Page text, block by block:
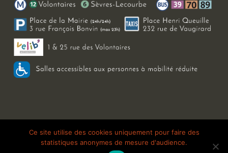
Copyright 2026 Le Bal Blomet | Tous droits réservés | Mentions légales
Galerie photo
Ce site utilise des cookies uniquement pour faire des
statistiques anonymes de mesure d'audience.